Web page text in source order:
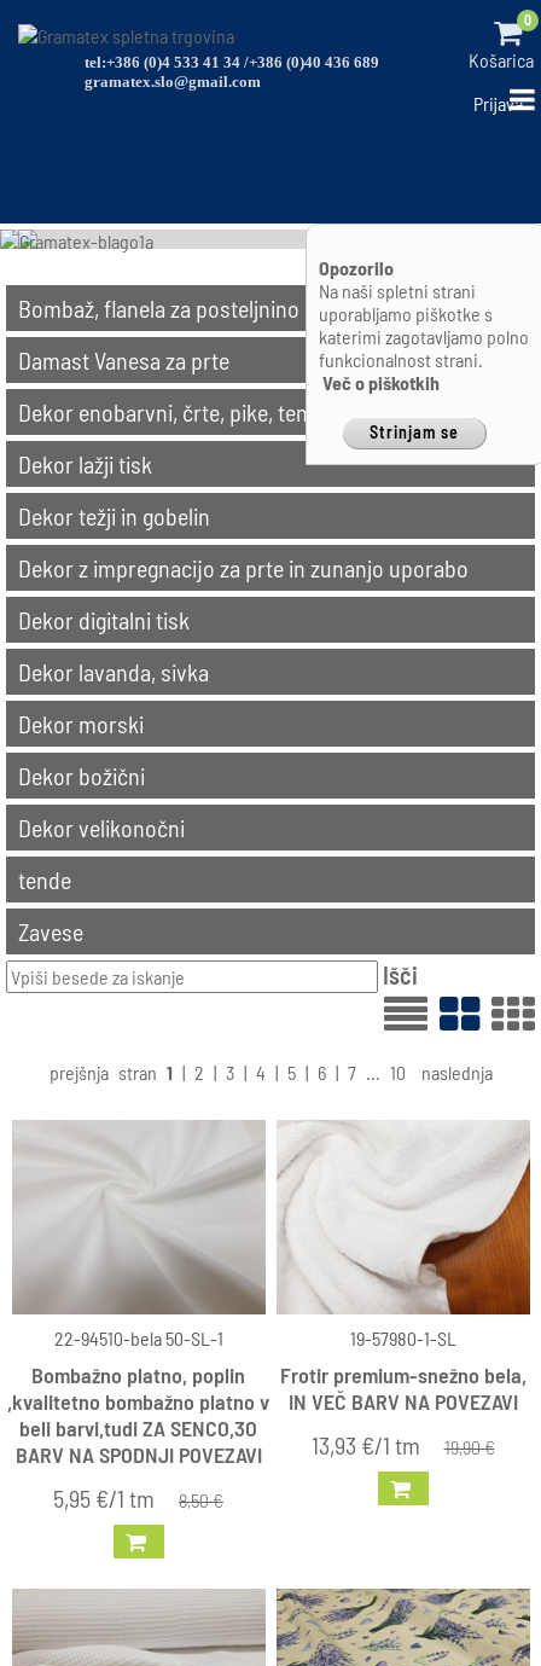
Opozorilo
Na naši spletni strani
uporabljamo piškotke s
katerimi zagotavljamo polno
funkcionalnost strani.
Več o piškotkih
Strinjam se
tel:+386 (0)4 533 41 34 /+386 (0)40 436 689
gramatex.slo@gmail.com
Košarica
0
Prijava
Bombaž, flanela za posteljnino
Damast Vanesa za prte
Dekor enobarvni, črte, pike, tende, karo
Dekor lažji tisk
Dekor težji in gobelin
Dekor z impregnacijo za prte in zunanjo uporabo
Dekor digitalni tisk
Dekor lavanda, sivka
Dekor morski
Dekor božični
Dekor velikonočni
tende
Zavese
Išči
prejšnja stran 1 | 2 | 3 | 4 | 5 | 6 | 7 ... 10 naslednja
22-94510-bela 50-SL-1
Bombažno platno, poplin
,kvalitetno bombažno platno v
beli barvi,tudi ZA SENCO,3O
BARV NA SPODNJI POVEZAVI
5,95 €/1 tm 8,50 €
19-57980-1-SL
Frotir premium-snežno bela,
IN VEČ BARV NA POVEZAVI
13,93 €/1 tm 19,90 €